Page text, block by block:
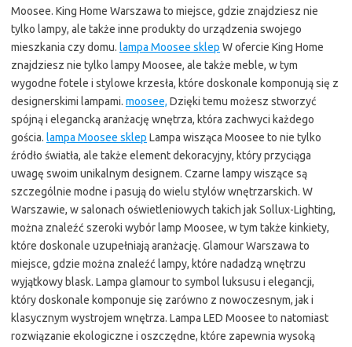
Moosee. King Home Warszawa to miejsce, gdzie znajdziesz nie
tylko lampy, ale także inne produkty do urządzenia swojego
mieszkania czy domu. lampa Moosee sklep W ofercie King Home
znajdziesz nie tylko lampy Moosee, ale także meble, w tym
wygodne fotele i stylowe krzesła, które doskonale komponują się z
designerskimi lampami. moosee, Dzięki temu możesz stworzyć
spójną i elegancką aranżację wnętrza, która zachwyci każdego
gościa. lampa Moosee sklep Lampa wisząca Moosee to nie tylko
źródło światła, ale także element dekoracyjny, który przyciąga
uwagę swoim unikalnym designem. Czarne lampy wiszące są
szczególnie modne i pasują do wielu stylów wnętrzarskich. W
Warszawie, w salonach oświetleniowych takich jak Sollux-Lighting,
można znaleźć szeroki wybór lamp Moosee, w tym także kinkiety,
które doskonale uzupełniają aranżację. Glamour Warszawa to
miejsce, gdzie można znaleźć lampy, które nadadzą wnętrzu
wyjątkowy blask. Lampa glamour to symbol luksusu i elegancji,
który doskonale komponuje się zarówno z nowoczesnym, jak i
klasycznym wystrojem wnętrza. Lampa LED Moosee to natomiast
rozwiązanie ekologiczne i oszczędne, które zapewnia wysoką